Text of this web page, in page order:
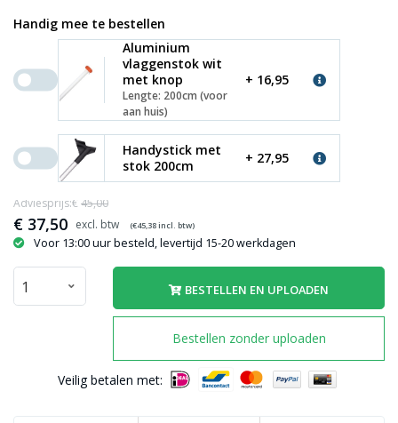
Handig mee te bestellen
Aluminium
vlaggenstok wit
met knop
Lengte: 200cm (voor
aan huis)
+ 16,95
Handystick met
stok 200cm
+ 27,95
€ 37,50 (€45,38incl. btw)
Adviesprijs:€ 45,00
Voor 13:00 uur besteld, levertijd 15-20 werkdagen
BESTELLEN EN UPLOADEN
Bestellen zonder uploaden
Veilig betalen met: